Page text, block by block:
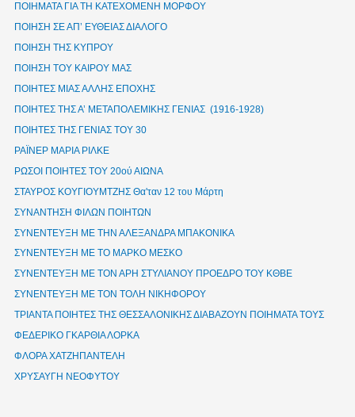
ΠΟΙΗΜΑΤΑ ΓΙΑ ΤΗ ΚΑΤΕΧΟΜΕΝΗ ΜΟΡΦΟΥ
ΠΟΙΗΣΗ ΣΕ ΑΠ’ ΕΥΘΕΙΑΣ ΔΙΑΛΟΓΟ
ΠΟΙΗΣΗ ΤΗΣ ΚΥΠΡΟΥ
ΠΟΙΗΣΗ ΤΟΥ ΚΑΙΡΟΥ ΜΑΣ
ΠΟΙΗΤΕΣ ΜΙΑΣ ΑΛΛΗΣ ΕΠΟΧΗΣ
ΠΟΙΗΤΕΣ ΤΗΣ Α’ ΜΕΤΑΠΟΛΕΜΙΚΗΣ ΓΕΝΙΑΣ (1916-1928)
ΠΟΙΗΤΕΣ ΤΗΣ ΓΕΝΙΑΣ ΤΟΥ 30
ΡΑΪΝΕΡ ΜΑΡΙΑ ΡΙΛΚΕ
ΡΩΣΟΙ ΠΟΙΗΤΕΣ ΤΟΥ 20ού ΑΙΩΝΑ
ΣΤΑΥΡΟΣ ΚΟΥΓΙΟΥΜΤΖΗΣ Θα'ταν 12 του Μάρτη
ΣΥΝΑΝΤΗΣΗ ΦΙΛΩΝ ΠΟΙΗΤΩΝ
ΣΥΝΕΝΤΕΥΞΗ ΜΕ ΤΗΝ ΑΛΕΞΑΝΔΡΑ ΜΠΑΚΟΝΙΚΑ
ΣΥΝΕΝΤΕΥΞΗ ΜΕ ΤΟ ΜΑΡΚΟ ΜΕΣΚΟ
ΣΥΝΕΝΤΕΥΞΗ ΜΕ ΤΟΝ ΑΡΗ ΣΤΥΛΙΑΝΟΥ ΠΡΟΕΔΡΟ ΤΟΥ ΚΘΒΕ
ΣΥΝΕΝΤΕΥΞΗ ΜΕ ΤΟΝ ΤΟΛΗ ΝΙΚΗΦΟΡΟΥ
ΤΡΙΑΝΤΑ ΠΟΙΗΤΕΣ ΤΗΣ ΘΕΣΣΑΛΟΝΙΚΗΣ ΔΙΑΒΑΖΟΥΝ ΠΟΙΗΜΑΤΑ ΤΟΥΣ
ΦΕΔΕΡΙΚΟ ΓΚΑΡΘΙΑ ΛΟΡΚΑ
ΦΛΟΡΑ ΧΑΤΖΗΠΑΝΤΕΛΗ
ΧΡΥΣΑΥΓΗ ΝΕΟΦΥΤΟΥ